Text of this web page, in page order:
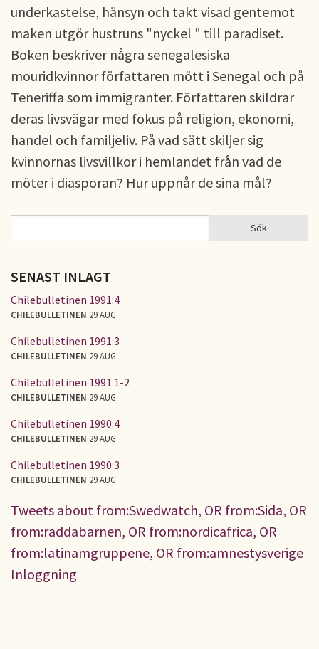
underkastelse, hänsyn och takt visad gentemot
maken utgör hustruns "nyckel " till paradiset.
Boken beskriver några senegalesiska
mouridkvinnor författaren mött i Senegal och på
Teneriffa som immigranter. Författaren skildrar
deras livsvägar med fokus på religion, ekonomi,
handel och familjeliv. På vad sätt skiljer sig
kvinnornas livsvillkor i hemlandet från vad de
möter i diasporan? Hur uppnår de sina mål?
SÖKFORMULÄR Sök
SENAST INLAGT
Chilebulletinen 1991:4
CHILEBULLETINEN 29 AUG
Chilebulletinen 1991:3
CHILEBULLETINEN 29 AUG
Chilebulletinen 1991:1-2
CHILEBULLETINEN 29 AUG
Chilebulletinen 1990:4
CHILEBULLETINEN 29 AUG
Chilebulletinen 1990:3
CHILEBULLETINEN 29 AUG
Tweets about from:Swedwatch, OR from:Sida, OR
from:raddabarnen, OR from:nordicafrica, OR
from:latinamgruppene, OR from:amnestysverige
Inloggning